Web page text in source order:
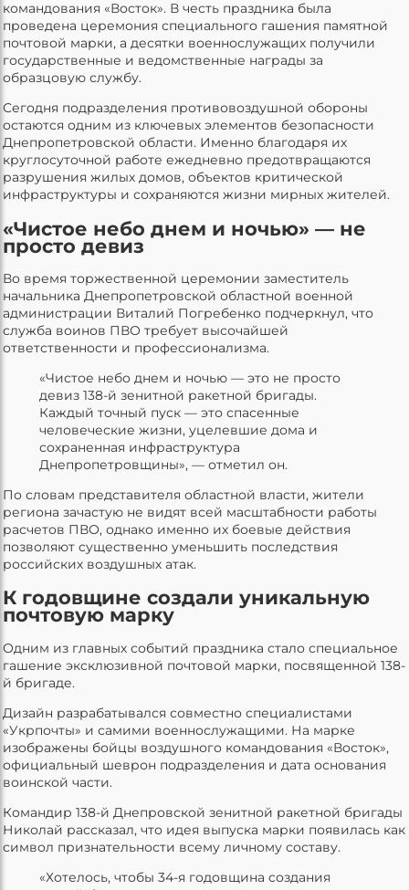
командования «Восток». В честь праздника была
проведена церемония специального гашения памятной
почтовой марки, а десятки военнослужащих получили
государственные и ведомственные награды за
образцовую службу.
Сегодня подразделения противовоздушной обороны
остаются одним из ключевых элементов безопасности
Днепропетровской области. Именно благодаря их
круглосуточной работе ежедневно предотвращаются
разрушения жилых домов, объектов критической
инфраструктуры и сохраняются жизни мирных жителей.
«Чистое небо днем и ночью» — не
просто девиз
Во время торжественной церемонии заместитель
начальника Днепропетровской областной военной
администрации Виталий Погребенко подчеркнул, что
служба воинов ПВО требует высочайшей
ответственности и профессионализма.
«Чистое небо днем и ночью — это не просто
девиз 138-й зенитной ракетной бригады.
Каждый точный пуск — это спасенные
человеческие жизни, уцелевшие дома и
сохраненная инфраструктура
Днепропетровщины», — отметил он.
По словам представителя областной власти, жители
региона зачастую не видят всей масштабности работы
расчетов ПВО, однако именно их боевые действия
позволяют существенно уменьшить последствия
российских воздушных атак.
К годовщине создали уникальную
почтовую марку
Одним из главных событий праздника стало специальное
гашение эксклюзивной почтовой марки, посвященной 138-
й бригаде.
Дизайн разрабатывался совместно специалистами
«Укрпочты» и самими военнослужащими. На марке
изображены бойцы воздушного командования «Восток»,
официальный шеврон подразделения и дата основания
воинской части.
Командир 138-й Днепровской зенитной ракетной бригады
Николай рассказал, что идея выпуска марки появилась как
символ признательности всему личному составу.
«Хотелось, чтобы 34-я годовщина создания